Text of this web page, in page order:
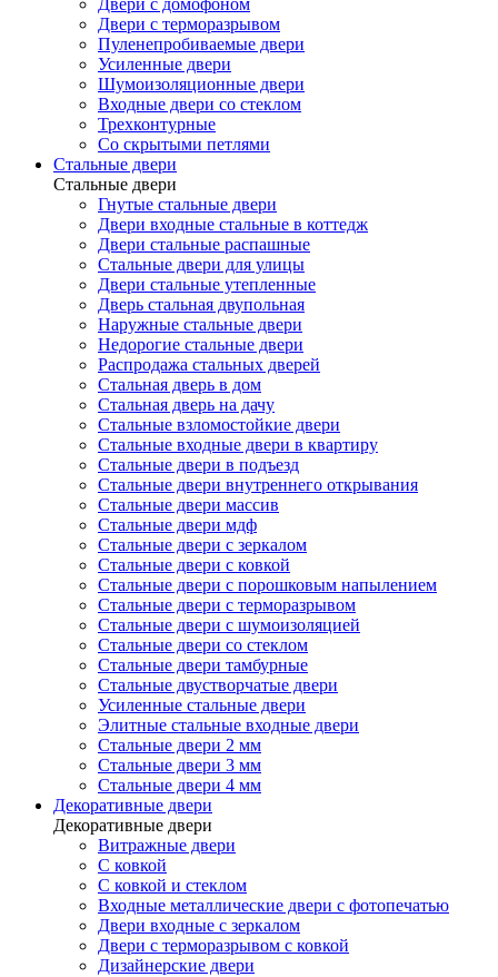
Двери с домофоном
Двери с терморазрывом
Пуленепробиваемые двери
Усиленные двери
Шумоизоляционные двери
Входные двери со стеклом
Трехконтурные
Со скрытыми петлями
Стальные двери
Стальные двери
Гнутые стальные двери
Двери входные стальные в коттедж
Двери стальные распашные
Стальные двери для улицы
Двери стальные утепленные
Дверь стальная двупольная
Наружные стальные двери
Недорогие стальные двери
Распродажа стальных дверей
Стальная дверь в дом
Стальная дверь на дачу
Стальные взломостойкие двери
Стальные входные двери в квартиру
Стальные двери в подъезд
Стальные двери внутреннего открывания
Стальные двери массив
Стальные двери мдф
Стальные двери с зеркалом
Стальные двери с ковкой
Стальные двери с порошковым напылением
Стальные двери с терморазрывом
Стальные двери с шумоизоляцией
Стальные двери со стеклом
Стальные двери тамбурные
Стальные двустворчатые двери
Усиленные стальные двери
Элитные стальные входные двери
Стальные двери 2 мм
Стальные двери 3 мм
Стальные двери 4 мм
Декоративные двери
Декоративные двери
Витражные двери
С ковкой
С ковкой и стеклом
Входные металлические двери с фотопечатью
Двери входные с зеркалом
Двери с терморазрывом с ковкой
Дизайнерские двери